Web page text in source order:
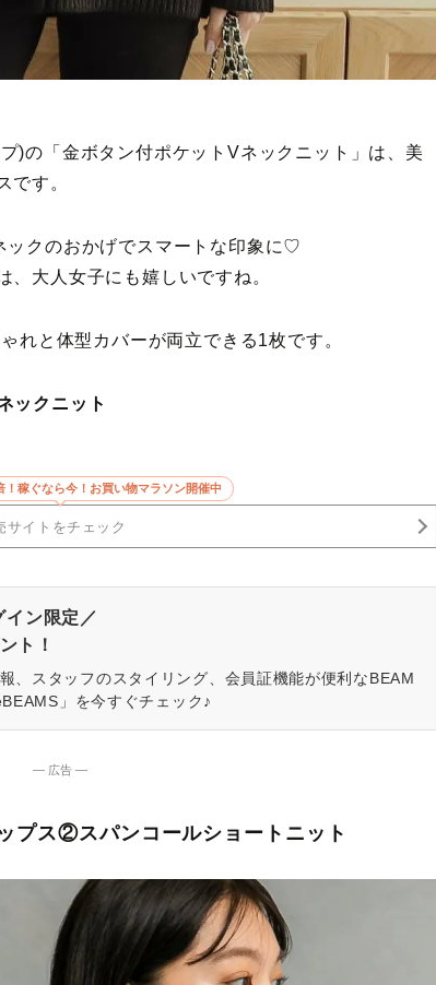
)の「金ボタン付ポケットVネックニット」は、美
です。
ックのおかげでスマートな印象に♡
大人女子にも嬉しいですね。
れと体型カバーが両立できる1枚です。
ックニット
！稼ぐなら今！お買い物マラソン開催中
サイトをチェック
イン限定／
ト！
、スタッフのスタイリング、会員証機能が便利なBEAM
」を今すぐチェック♪
― 広告 ―
プス②スパンコールショートニット